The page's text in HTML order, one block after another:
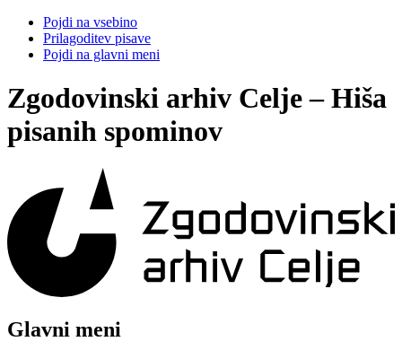
Pojdi na vsebino
Prilagoditev pisave
Pojdi na glavni meni
Zgodovinski arhiv Celje – Hiša
pisanih spominov
Glavni meni